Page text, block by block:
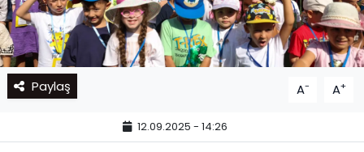
Paylaş A- A+
12.09.2025 - 14:26